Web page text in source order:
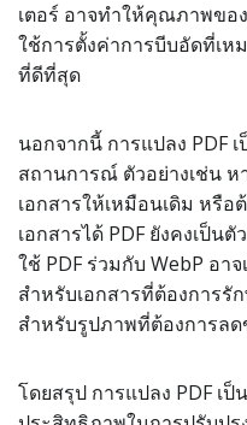
เตอร์ อาจทำให้คุณภาพขอ
ใช้การตั้งค่าการบีบอัดที่เ
ที่ดีที่สุด
นอกจากนี้ การแปลง PDF
สถานการณ์ ตัวอย่างเช่น ห
เอกสารให้เหมือนเดิม หรื
เอกสารได้ PDF ยังคงเป็น
ใช้ PDF ร่วมกับ WebP อา
สำหรับเอกสารที่ต้องการรั
สำหรับรูปภาพที่ต้องการล
โดยสรุป การแปลง PDF เ